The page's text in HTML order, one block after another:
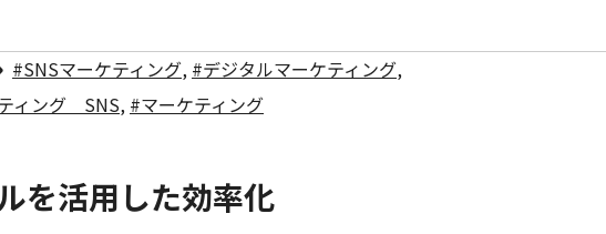
#SNSマーケティング, #デジタルマーケティング,
ィング SNS, #マーケティング
を活用した効率化